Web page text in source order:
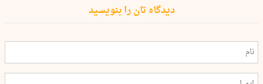
دیدگاه تان را بنویسید